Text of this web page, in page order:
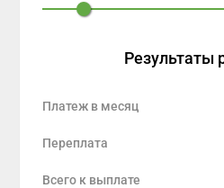
Результаты
Платеж в месяц
Переплата
Всего к выплате